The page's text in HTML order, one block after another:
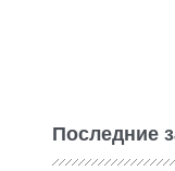
Последние